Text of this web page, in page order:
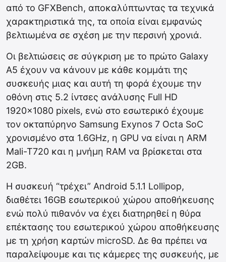
από το GFXBench, αποκαλύπτωντας τα τεχνικά
χαρακτηριστικά της, τα οποία είναι εμφανώς
βελτιωμένα σε σχέση με την περσινή χρονιά.
Οι βελτιώσεις σε σύγκριση με το πρώτο Galaxy
A5 έχουν να κάνουν με κάθε κομμάτι της
συσκευής μιας και αυτή τη φορά έχουμε την
οθόνη στις 5.2 ίντσες ανάλυσης Full HD
1920×1080 pixels, ενώ στο εσωτερικό έχουμε
τον οκταπύρηνο Samsung Exynos 7 Octa SoC
χρονισμένο στα 1.6GHz, η GPU να είναι η ARM
Mali-T720 και η μνήμη RAM να βρίσκεται στα
2GB.
Η συσκευή “τρέχει” Android 5.1.1 Lollipop,
διαθέτει 16GB εσωτερικού χώρου αποθήκευσης
ενώ πολύ πιθανόν να έχει διατηρηθεί η θύρα
επέκτασης του εσωτερικού χώρου αποθήκευσης
με τη χρήση καρτών microSD. Δε θα πρέπει να
παραλείψουμε και τις κάμερες της συσκευής, με